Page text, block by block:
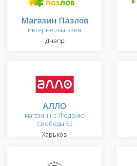
Магазин Пазлов
интернет-магазин
Днепр
АЛЛО
магазин на Людвика
Свободы 52
Харьков